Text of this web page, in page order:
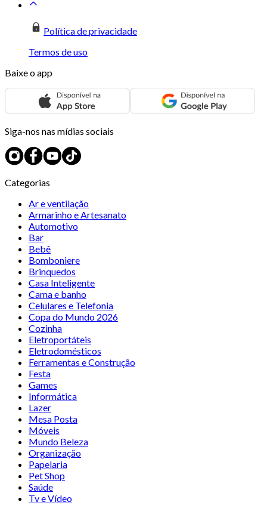
Política de privacidade
Termos de uso
Baixe o app
Siga-nos nas mídias sociais
Categorias
Ar e ventilação
Armarinho e Artesanato
Automotivo
Bar
Bebê
Bomboniere
Brinquedos
Casa Inteligente
Cama e banho
Celulares e Telefonia
Copa do Mundo 2026
Cozinha
Eletroportáteis
Eletrodomésticos
Ferramentas e Construção
Festa
Games
Informática
Lazer
Mesa Posta
Móveis
Mundo Beleza
Organização
Papelaria
Pet Shop
Saúde
Tv e Vídeo